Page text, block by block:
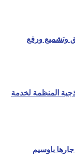
تنفيذ 65 قرار غلق وتشميع ورفع
المنظمة لخدمة
باوسيم